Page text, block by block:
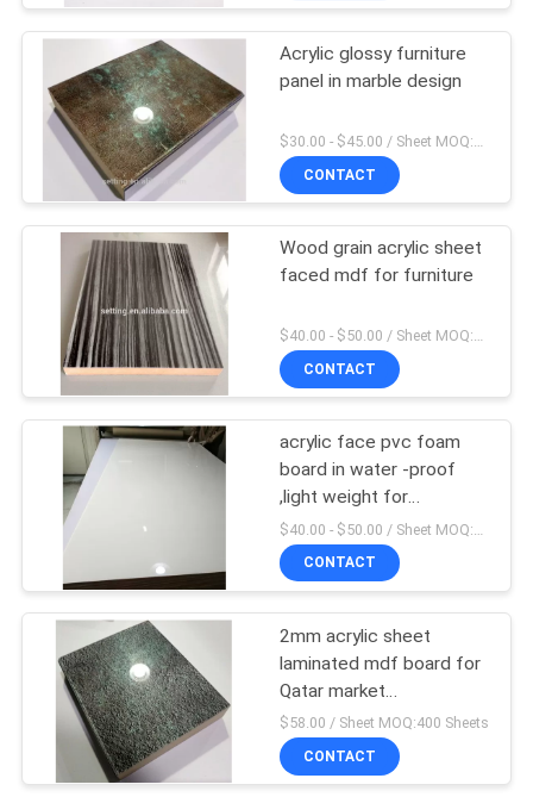
POLICYLekka płyta
warstwowa
Płyta HPL
6
Płyta MDF UV
31
Acrylic glossy furniture
panel in marble design
CONTACT
Wood grain acrylic sheet
faced mdf for furniture
CONTACT
acrylic face pvc foam
board in water -proof
,light weight for
wardrobe ,sliding doors
CONTACT
2mm acrylic sheet
laminated mdf board for
Qatar market
,1220*2440*18mm
Acrylic mdf
$58.00 / Sheet MOQ:400 Sheets
CONTACT